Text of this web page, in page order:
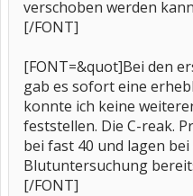
verschoben werden
[/FONT]
[FONT=&quot]Bei den
gab es sofort eine
konnte ich keine
feststellen. Die C-reak.
bei fast 40 und lagen
Blutuntersuchung
[/FONT]